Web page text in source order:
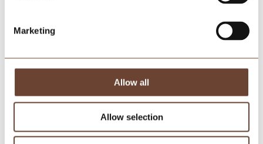
Marketing
Allow all
Allow selection
61 31 31 00